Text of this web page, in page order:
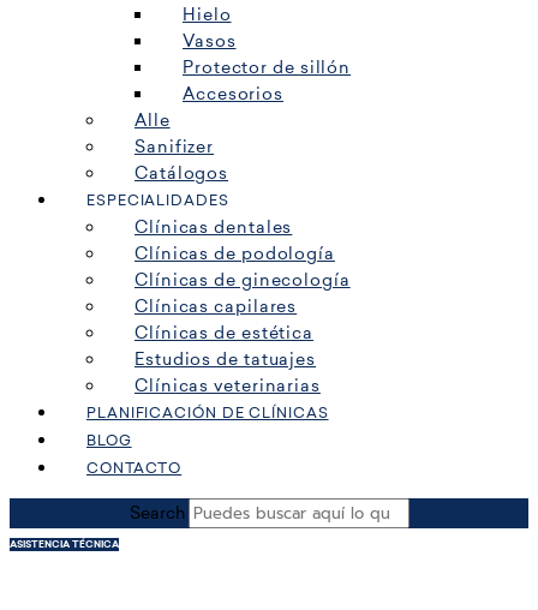
Hielo
Vasos
Protector de sillón
Accesorios
Alle
Sanifizer
Catálogos
ESPECIALIDADES
Clínicas dentales
Clínicas de podología
Clínicas de ginecología
Clínicas capilares
Clínicas de estética
Estudios de tatuajes
Clínicas veterinarias
PLANIFICACIÓN DE CLÍNICAS
BLOG
CONTACTO
Search
ASISTENCIA TÉCNICA